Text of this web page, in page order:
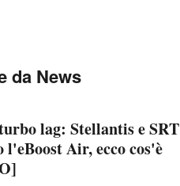
da News
lag: Stellantis e SRT
l'eBoost Air, ecco cos'è